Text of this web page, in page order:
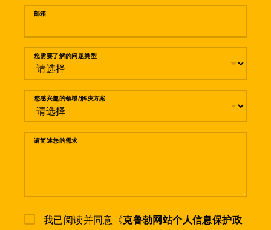
邮箱
您需要了解的问题类型
您感兴趣的领域/解决方案
请简述您的需求
我已阅读并同意《克鲁勃网站个人信息保护政